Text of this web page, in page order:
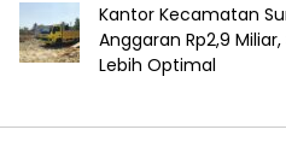
Kantor Kecamatan
Anggaran Rp2,9
Lebih Optimal